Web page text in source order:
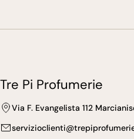
Tre Pi Profumerie
Via F. Evangelista 112